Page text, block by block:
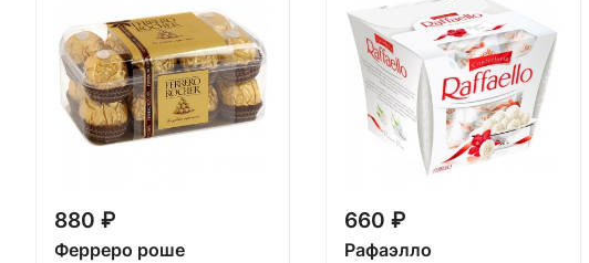
880 ₽
Ферреро роше
660 ₽
Рафаэлло